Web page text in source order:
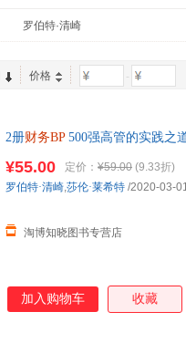
罗伯特·清崎
价格 -
2册财务BP500强高管的实践之
¥55.00 定价： ¥59.00 (9.33折)
淘博知晓图书专营店
罗伯特·清崎,莎伦·莱希特 /2020-03-
加入购物车 收藏